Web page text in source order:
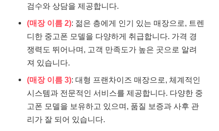
검수와 상담을 제공합니다.
(매장 이름 2): 젊은 층에게 인기 있는 매장으로, 트렌
디한 중고폰 모델을 다양하게 취급합니다. 가격 경
쟁력도 뛰어나며, 고객 만족도가 높은 곳으로 알려
져 있습니다.
(매장 이름 3): 대형 프랜차이즈 매장으로, 체계적인
시스템과 전문적인 서비스를 제공합니다. 다양한 중
고폰 모델을 보유하고 있으며, 품질 보증과 사후 관
리가 잘 되어 있습니다.